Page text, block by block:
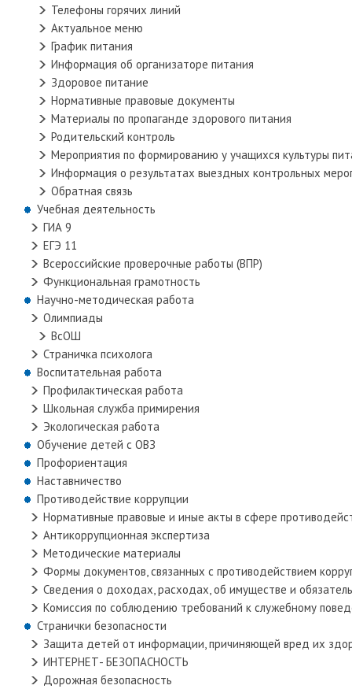
Телефоны горячих линий
Актуальное меню
График питания
Информация об организаторе питания
Здоровое питание
Нормативные правовые документы
Материалы по пропаганде здорового питания
Родительский контроль
Мероприятия по формированию у учащихся культуры
Информация о результатах выездных контрольных
Обратная связь
Учебная деятельность
ГИА 9
ЕГЭ 11
Всероссийские проверочные работы (ВПР)
Функциональная грамотность
Научно-методическая работа
Олимпиады
ВсОШ
Страничка психолога
Воспитательная работа
Профилактическая работа
Школьная служба примирения
Экологическая работа
Обучение детей с ОВЗ
Профориентация
Наставничество
Противодействие коррупции
Нормативные правовые и иные акты в сфере
Антикоррупционная экспертиза
Методические материалы
Формы документов, связанных с противодействием
Сведения о доходах, расходах, об имуществе и
Комиссия по соблюдению требований к служебному
Странички безопасности
Защита детей от информации, причиняющей вред их
ИНТЕРНЕТ- БЕЗОПАСНОСТЬ
Дорожная безопасность